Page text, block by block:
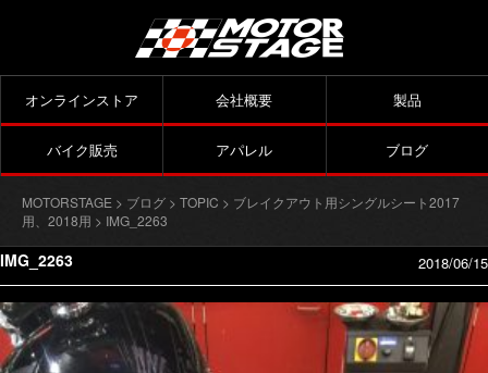
オンラインストア 会社概要 製品
バイク販売 アパレル ブログ
MOTORSTAGE > ブログ > TOPIC > ブレイクアウト用シングルシート2017
用、2018用 > IMG_2263
IMG_2263 2018/06/15